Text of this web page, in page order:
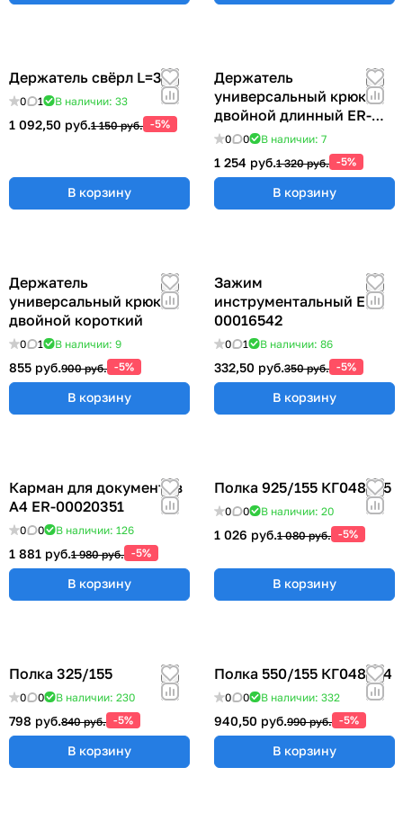
Держатель свёрл L=315
0 1 В наличии: 33
1 092,50 руб.1 150 руб. -5%
В корзину
Держатель
универсальный крюк
двойной длинный ER-
00012769
0 0 В наличии: 7
1 254 руб.1 320 руб. -5%
В корзину
Держатель
универсальный крюк
двойной короткий
0 1 В наличии: 9
855 руб.900 руб. -5%
В корзину
Зажим
инструментальный ER-
00016542
0 1 В наличии: 86
332,50 руб.350 руб. -5%
В корзину
Карман для документов
А4 ER-00020351
0 0 В наличии: 126
1 881 руб.1 980 руб. -5%
В корзину
Полка 925/155 КГ048825
0 0 В наличии: 20
1 026 руб.1 080 руб. -5%
В корзину
Полка 325/155
0 0 В наличии: 230
798 руб.840 руб. -5%
В корзину
Полка 550/155 КГ048824
0 0 В наличии: 332
940,50 руб.990 руб. -5%
В корзину